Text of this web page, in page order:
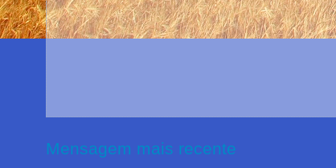
Mensagem mais recente